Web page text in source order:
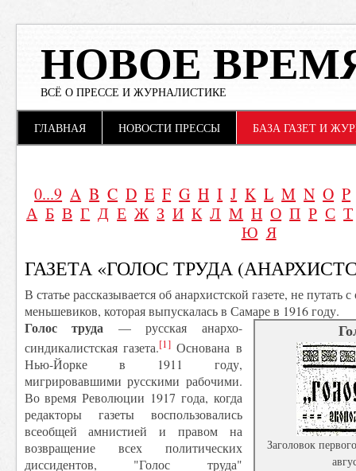
НОВОЕ
ВСЁ О ПРЕССЕ И ЖУРНАЛИСТИКЕ
Main menu
ГЛАВНАЯ НОВОСТИ ПРЕССЫ БАЗА ГАЗЕТ И
0...9 A B C D E F G H I J K L M N O P
А Б В Г Д Е Ж З И К Л М Н О П Р С Т
Ю Я
ГАЗЕТА «ГОЛОС ТРУДА
В статье рассказывается об анархистской газете, не путать
меньшевиков, которая выпускалась в Самаре в 1916 году.
Заголовок
Голос труда — русская анархо-
синдикалистская газета.[1]Основана в
Нью-Йорке в 1911 году,
мигрировавшими русскими рабочими.
Во время Революции 1917 года, когда
редакторы газеты воспользовались
всеобщей амнистией и правом на
возвращение всех политических
диссидентов, "Голос труда"